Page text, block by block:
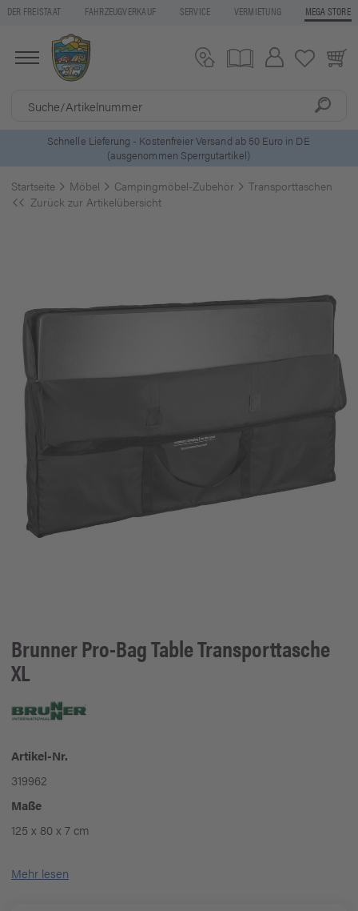
DER FREISTAAT FAHRZEUGVERKAUF SERVICE VERMIETUNG MEGA STORE
5 Euro Gutschein* beiNewsletter-Anmeldung
Startseite Möbel Campingmöbel-Zubehör
Transporttaschen
Zurück zur Artikelübersicht
BrunnerPro-Bag Table Transporttasche
XL
Artikel-Nr.
319962
Maße
125 x 80 x 7 cm
Mehr lesen